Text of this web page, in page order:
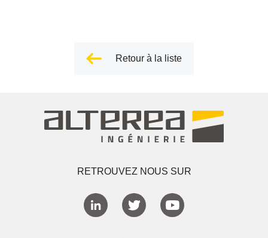
Retour à la liste
RETROUVEZ NOUS SUR